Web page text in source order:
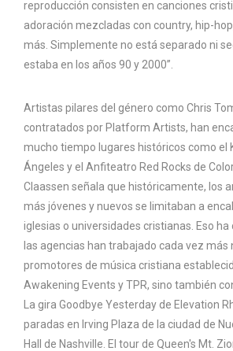
reproducción consisten en canciones
adoración mezcladas con country, hip-
más. Simplemente no está separado ni
estaba en los años 90 y 2000”.
Artistas pilares del género como Chris
contratados por Platform Artists, han
mucho tiempo lugares históricos como el
Ángeles y el Anfiteatro Red Rocks de
Claassen señala que históricamente, los
más jóvenes y nuevos se limitaban a
iglesias o universidades cristianas. Eso ha
las agencias han trabajado cada vez más
promotores de música cristiana
Awakening Events y TPR, sino también
La gira Goodbye Yesterday de Elevation
paradas en Irving Plaza de la ciudad de
Hall de Nashville. El tour de Queen's Mt.